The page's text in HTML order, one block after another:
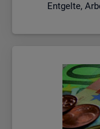
Entgelte,